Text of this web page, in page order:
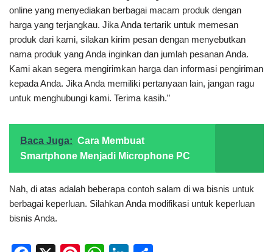
online yang menyediakan berbagai macam produk dengan
harga yang terjangkau. Jika Anda tertarik untuk memesan
produk dari kami, silakan kirim pesan dengan menyebutkan
nama produk yang Anda inginkan dan jumlah pesanan Anda.
Kami akan segera mengirimkan harga dan informasi pengiriman
kepada Anda. Jika Anda memiliki pertanyaan lain, jangan ragu
untuk menghubungi kami. Terima kasih.”
Baca Juga: Cara Membuat
Smartphone Menjadi Microphone PC
Nah, di atas adalah beberapa contoh salam di wa bisnis untuk
berbagai keperluan. Silahkan Anda modifikasi untuk keperluan
bisnis Anda.